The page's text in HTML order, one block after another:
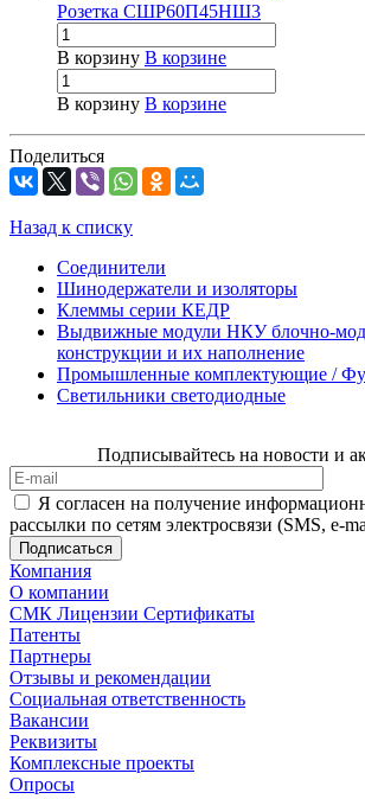
Розетка СШР60П45НШ3
В корзину В корзине
В корзину В корзине
Поделиться
Назад к списку
Соединители
Шинодержатели и изоляторы
Клеммы серии КЕДР
Выдвижные модули НКУ блочно-
конструкции и их наполнение
Промышленные комплектующие /
Светильники светодиодные
Подписывайтесь на новости и
Я согласен на получение
рассылки по сетям электросвязи (SMS, e-
Компания
О компании
СМК Лицензии Сертификаты
Патенты
Партнеры
Отзывы и рекомендации
Социальная ответственность
Вакансии
Реквизиты
Комплексные проекты
Опросы